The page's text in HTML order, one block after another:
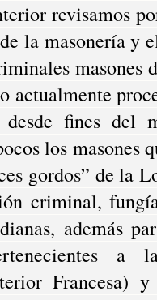
revisamos
la masonería y
masones
actualmente
fines del
los masones
gordos” de la
criminal,
además
a
Francesa)